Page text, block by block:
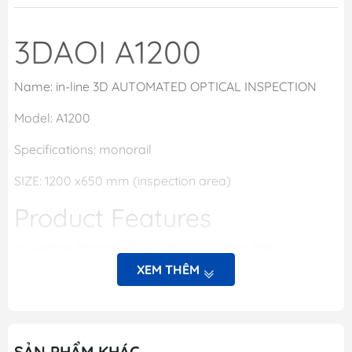
3DAOI A1200
Name: in-line 3D AUTOMATED OPTICAL INSPECTION
Model: A1200
Specifications: monorail
SIZE: 1200 x650 mm (inspection area)
Product Features
XEM THÊM